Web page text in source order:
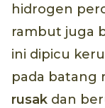
hidrogen
rambut juga
ini dipicu
pada batang
rusak dan